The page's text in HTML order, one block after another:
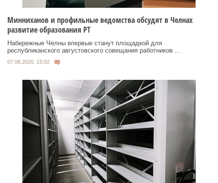
Минниханов и профильные ведомства обсудят в Челнах
развитие образования РТ
Набережные Челны впервые станут площадкой для
республиканского августовского совещания работников ...
07.08.2026, 15:02